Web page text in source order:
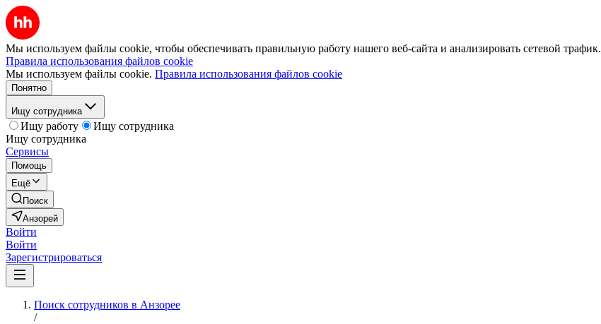
Мы используем файлы cookie, чтобы обеспечивать правильную работу нашего веб-сайта и анализировать сетевой трафик.
Правила использования файлов cookie
Мы используем файлы cookie. Правила использования файлов cookie
Понятно
Ищу сотрудника
Ищу работу
Ищу сотрудника
Ищу сотрудника
Сервисы
Помощь
Ещё
Поиск
Анзорей
Войти
Войти
Зарегистрироваться
Поиск сотрудников в Анзорее
/